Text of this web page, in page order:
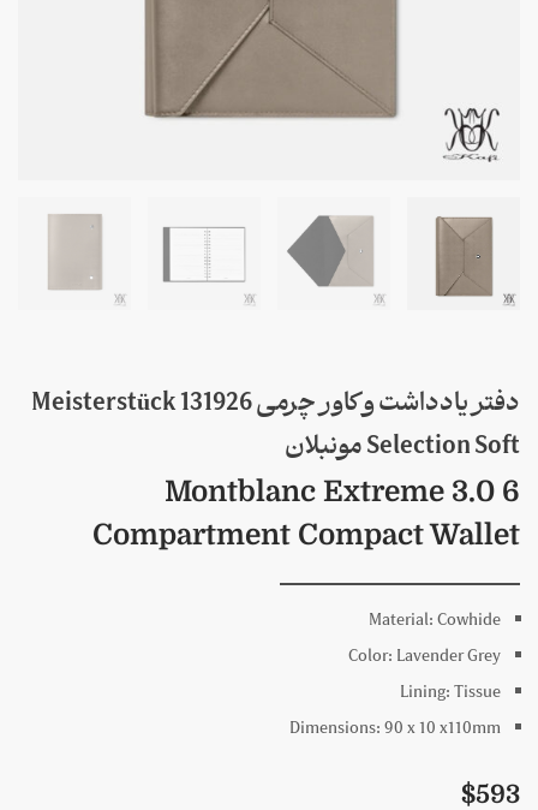
دفتر یادداشت و کاور چرمی 131926 Meisterstück
Selection Soft مونبلان
Montblanc Extreme 3.0 6
Compartment Compact Wallet
Material:Cowhide
Color: Lavender Grey
Lining:Tissue
Dimensions:90 x10 x110mm
$593